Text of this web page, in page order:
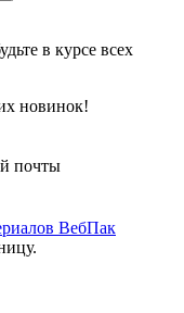
в курсе всех
новинок!
почты